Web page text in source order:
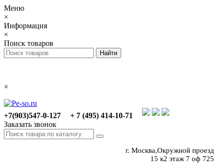
Меню
×
Информация
×
Поиск товаров
×
+7(903)547-0-127
+ 7 (495) 414-10-71
Заказать звонок
г. Москва,Окружной проезд
15 к2 этаж 7 оф 725